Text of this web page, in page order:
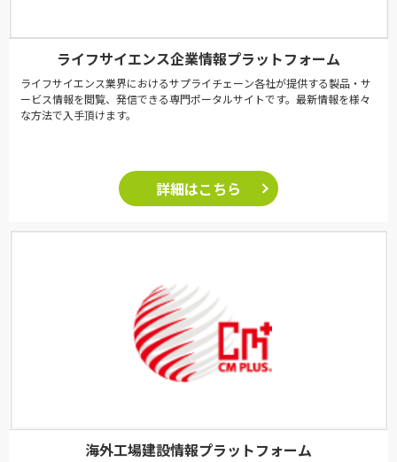
ライフサイエンス企業情報プラットフォーム
ライフサイエンス業界におけるサプライチェーン各社が提供する製品・サ
ービス情報を閲覧、発信できる専門ポータルサイトです。最新情報を様々
な方法で入手頂けます。
詳細はこちら
海外工場建設情報プラットフォーム